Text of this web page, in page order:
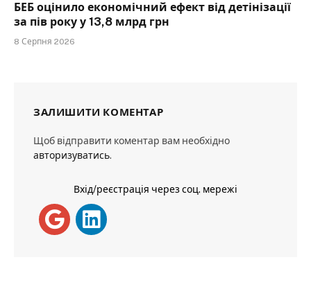
БЕБ оцінило економічний ефект від детінізації
за пів року у 13,8 млрд грн
8 Серпня 2026
ЗАЛИШИТИ КОМЕНТАР
Щоб відправити коментар вам необхідно
авторизуватись.
Вхід/реєстрація через соц. мережі